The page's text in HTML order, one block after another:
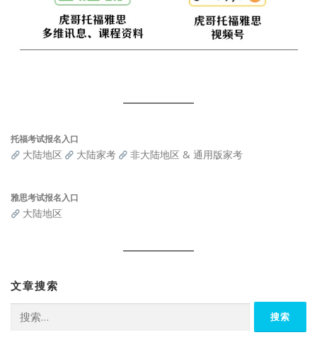
托福考试报名入口
大陆地区 大陆家考 非大陆地区 & 通用版家考
雅思考试报名入口
大陆地区
文章搜索
索：